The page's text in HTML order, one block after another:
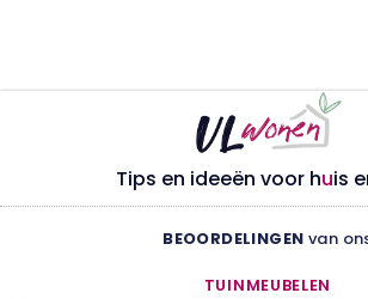
Tips en ideeën voor huis
BEOORDELINGEN van
TUINMEUBELEN